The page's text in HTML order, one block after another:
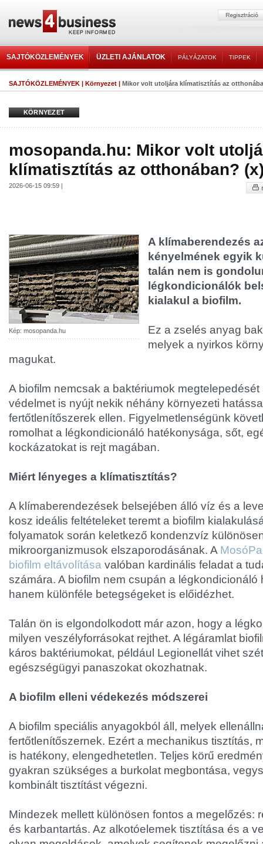
SAJTÓKÖZLEMÉNYEK ÜZLETI AJÁNLATOK PÁLYÁZATOK TIPPEK
SAJTÓKÖZLEMÉNYEK | Környezet | Mikor volt utoljára klímatisztítás az
KÖRNYEZET
mosopanda.hu: Mikor volt
klímatisztítás az otthonában?
2026-06-15 09:59 |
Kép: mosopanda.hu
A klímaberendezés
kényelmének egyik
talán nem is
légkondicionálók
kialakul a biofilm.
Ez a zselés anyag
melyek a nyirkos
magukat.
A biofilm nemcsak a baktériumok
védelmet is nyújt nekik néhány környezeti
fertőtlenítőszerek ellen. Figyelmetlenségünk
romolhat a légkondicionáló hatékonysága, sőt,
kockázatokat is rejt magában.
Miért lényeges a klímatisztítás?
A klímaberendezések belsejében álló víz és a
kosz ideális feltételeket teremt a biofilm
folyamatok során keletkező kondenzvíz
mikroorganizmusok elszaporodásának. A
biofilm eltávolítása valóban kardinális feladat a
számára. A biofilm nem csupán a légkondicionáló
hanem különféle betegségeket is előidézhet.
Talán ön is elgondolkodott már azon, hogy a
milyen veszélyforrásokat rejthet. A légáramlat
káros baktériumokat, például Legionellát vihet
egészségügyi panaszokat okozhatnak.
A biofilm elleni védekezés módszerei
A biofilm speciális anyagokból áll, melyek
fertőtlenítőszernek. Ezért a mechanikus tisztítás,
is hatékony, elengedhetetlen. Teljes körű
gyakran szükséges a burkolat megbontása,
kombinált tisztítást végezni.
Mindezek mellett különösen fontos a megelőzés:
és karbantartás. Az alkotóelemek tisztítása és a